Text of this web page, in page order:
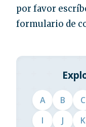
por favor
formulario de
A B C
I
J K